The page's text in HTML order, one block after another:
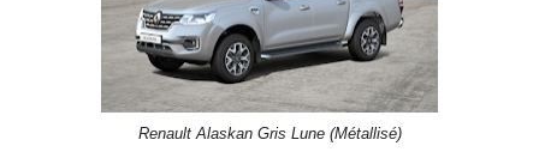
Renault Alaskan Gris Lune (Métallisé)